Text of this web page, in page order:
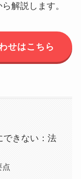
解説します。
せはこちら
できない：法
点